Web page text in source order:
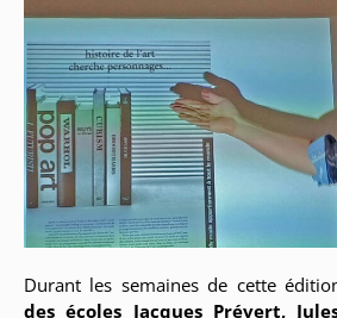
Durant les semaines de cette
des écoles Jacques Prévert,